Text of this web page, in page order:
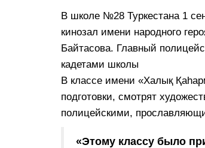
В школе №28 Туркестана 1
кинозал имени народного
Байтасова. Главный
кадетами школы
В классе имени «Халық
подготовки, смотрят
полицейскими,
«Этому классу было